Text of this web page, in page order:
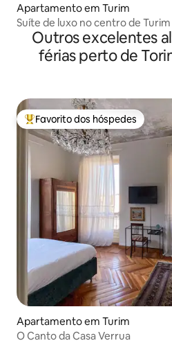
Apartamento em Turim
Suíte de luxo no centro de
Outros excelentes
férias perto de
Favoritos dos hóspedes mais
Favorito dos hóspedes
Apartamento em Turim
O Canto da Casa Verrua